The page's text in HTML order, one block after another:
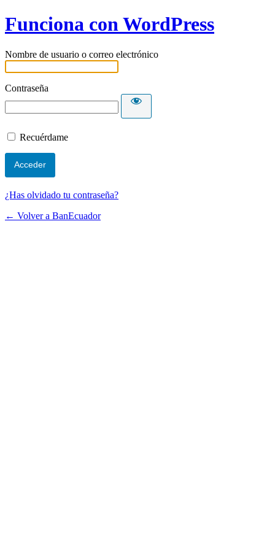
Funciona con WordPress
Nombre de usuario o correo electrónico
Contraseña
Recuérdame
¿Has olvidado tu contraseña?
← Volver a BanEcuador